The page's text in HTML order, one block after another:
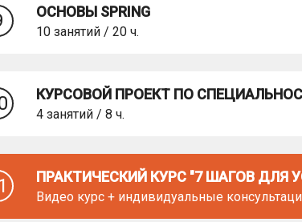
ОСНОВЫ SPRING
10 занятий / 20 ч.
КУРСОВОЙ ПРОЕКТ ПО
4 занятий / 8 ч.
ПРАКТИЧЕСКИЙ КУРС "7 ШАГОВ ДЛЯ
Видео курс + индивидуальные